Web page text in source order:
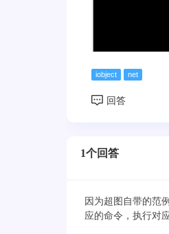
iobject net
1个回答
因为超图自带的范
应的命令，执行对